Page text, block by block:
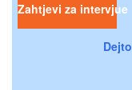
Zahtjevi za intervjue